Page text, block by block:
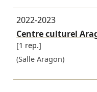
2022-2023
Centre culturel
[1 rep.]
(Salle Aragon)